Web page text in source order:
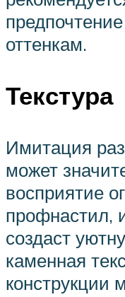
оттенкам.
Текстура
Имитация
может
восприятие
профнастил,
создаст
каменная
конструкции